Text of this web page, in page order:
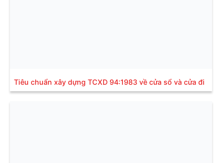
Tiêu chuẩn xây dựng TCXD 94:1983 về cửa sổ và cửa đi